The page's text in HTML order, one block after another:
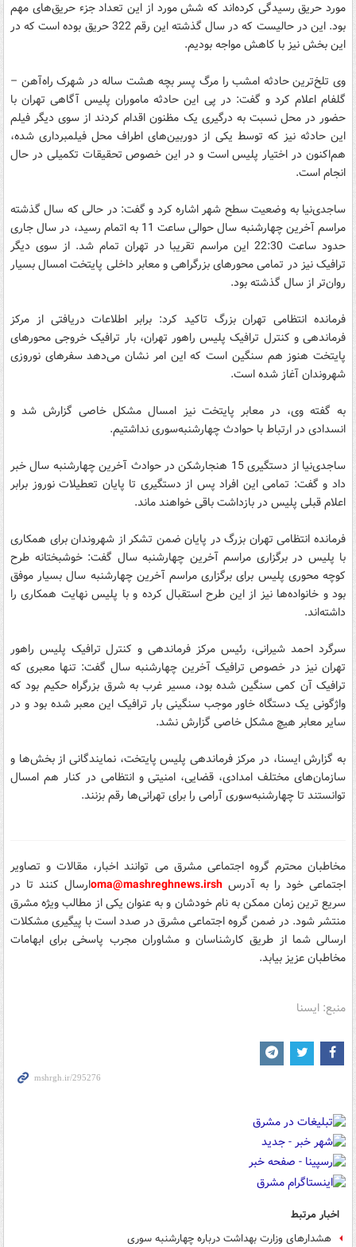
مورد حریق رسیدگی کرده‌اند که شش مورد از این تعداد جزء حریق‌های مهم
بود. این در حالیست که در سال گذشته این رقم 322 حریق بوده است که در
این بخش نیز با کاهش مواجه بودیم.
وی تلخ‌ترین حادثه امشب را مرگ پسر بچه هشت ساله در شهرک راه‌آهن –
گلفام اعلام کرد و گفت: در پی این حادثه ماموران پلیس آگاهی تهران با
حضور در محل نسبت به درگیری یک مظنون اقدام کردند از سوی دیگر فیلم
این حادثه نیز که توسط یکی از دوربین‌های اطراف محل فیلمبرداری شده،
هم‌اکنون در اختیار پلیس است و در این خصوص تحقیقات تکمیلی در حال
انجام است.
ساجدی‌نیا به وضعیت سطح شهر اشاره کرد و گفت: در حالی که سال گذشته
مراسم آخرین چهارشنبه سال حوالی ساعت 11 به اتمام رسید، در سال جاری
حدود ساعت 22:30 این مراسم تقریبا در تهران تمام شد. از سوی دیگر
ترافیک نیز در تمامی محورهای بزرگراهی و معابر داخلی پایتخت امسال بسیار
روان‌تر از سال گذشته بود.
فرمانده انتظامی تهران بزرگ تاکید کرد: برابر اطلاعات دریافتی از مرکز
فرماندهی و کنترل ترافیک پلیس راهور تهران، بار ترافیک خروجی محورهای
پایتخت هنوز هم سنگین است که این امر نشان می‌دهد سفرهای نوروزی
شهروندان آغاز شده است.
به گفته وی، در معابر پایتخت نیز امسال مشکل خاصی گزارش شد و
انسدادی در ارتباط با حوادث چهارشنبه‌سوری نداشتیم.
ساجدی‌نیا از دستگیری 15 هنجارشکن در حوادث آخرین چهارشنبه سال خبر
داد و گفت: تمامی این افراد پس از دستگیری تا پایان تعطیلات نوروز برابر
اعلام قبلی پلیس در بازداشت باقی خواهند ماند.
فرمانده انتظامی تهران بزرگ در پایان ضمن تشکر از شهروندان برای همکاری
با پلیس در برگزاری مراسم آخرین چهارشنبه سال گفت: خوشبختانه طرح
کوچه محوری پلیس برای برگزاری مراسم آخرین چهارشنبه سال بسیار موفق
بود و خانواده‌ها نیز از این طرح استقبال کرده و با پلیس نهایت همکاری را
داشته‌اند.
سرگرد احمد شیرانی، رئیس مرکز فرماندهی و کنترل ترافیک پلیس راهور
تهران نیز در خصوص ترافیک آخرین چهارشنبه سال گفت: تنها معبری که
ترافیک آن کمی سنگین شده بود، مسیر غرب به شرق بزرگراه حکیم بود که
واژگونی یک دستگاه خاور موجب سنگینی بار ترافیک این معبر شده بود و در
سایر معابر هیچ مشکل خاصی گزارش نشد.
به گزارش ایسنا، در مرکز فرماندهی پلیس پایتخت، نمایندگانی از بخش‌ها و
سازمان‌های مختلف امدادی، قضایی، امنیتی و انتظامی در کنار هم امسال
توانستند تا چهارشنبه‌سوری آرامی را برای تهرانی‌ها رقم بزنند.
مخاطبان محترم گروه اجتماعی مشرق می توانند اخبار، مقالات و تصاویر
اجتماعی خود را به آدرسsh
oma@mashreghnews.irارسال کنند تا در
سریع ترین زمان ممکن به نام خودشان و به عنوان یکی از مطالب ویژه مشرق
منتشر شود. در ضمن گروه اجتماعی مشرق در صدد است با پیگیری مشکلات
ارسالی شما از طریق کارشناسان و مشاوران مجرب پاسخی برای ابهامات
مخاطبان عزیز بیابد.
منبع: ایسنا
اخبار مرتبط
هشدارهای وزارت بهداشت درباره چهارشنبه سوری